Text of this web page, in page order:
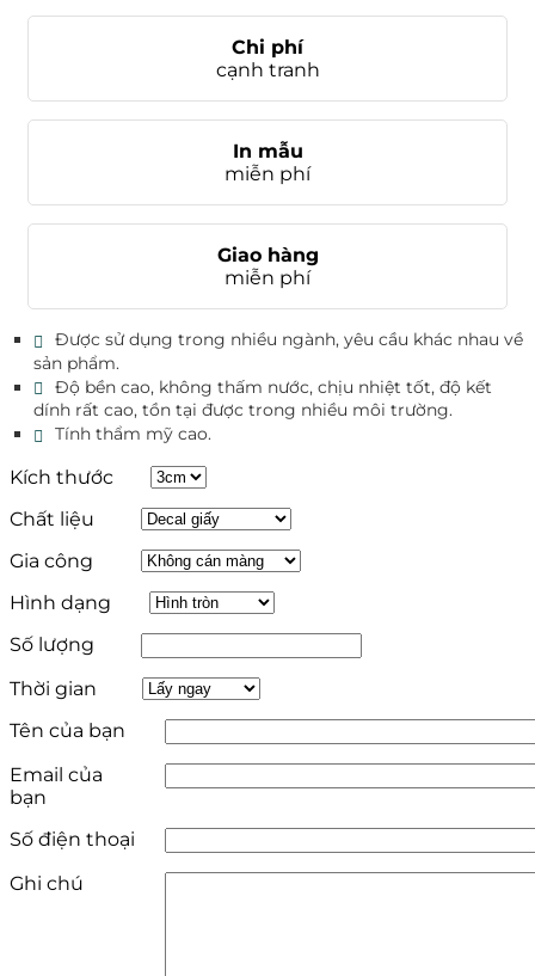
Chi phí
cạnh tranh
In mẫu
miễn phí
Giao hàng
miễn phí
Được sử dụng trong nhiều ngành, yêu cầu khác nhau về
sản phẩm.
Độ bền cao, không thấm nước, chịu nhiệt tốt, độ kết
dính rất cao, tồn tại được trong nhiều môi trường.
Tính thẩm mỹ cao.
Kích thước
Chất liệu
Gia công
Hình dạng
Số lượng
Thời gian
Tên của bạn
Email của
bạn
Số điện thoại
Ghi chú